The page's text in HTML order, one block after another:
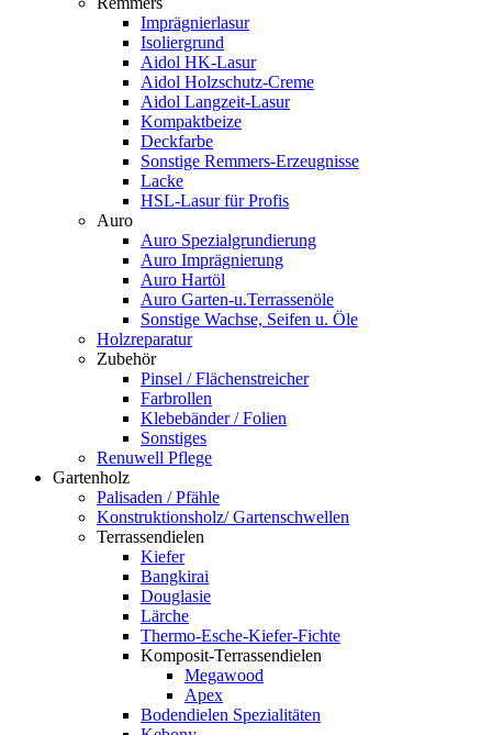
Imprägnierlasur
Isoliergrund
Aidol HK-Lasur
Aidol Holzschutz-Creme
Aidol Langzeit-Lasur
Kompaktbeize
Deckfarbe
Sonstige Remmers-Erzeugnisse
Lacke
HSL-Lasur für Profis
Auro
Auro Spezialgrundierung
Auro Imprägnierung
Auro Hartöl
Auro Garten-u.Terrassenöle
Sonstige Wachse, Seifen u. Öle
Holzreparatur
Zubehör
Pinsel / Flächenstreicher
Farbrollen
Klebebänder / Folien
Sonstiges
Renuwell Pflege
Gartenholz
Palisaden / Pfähle
Konstruktionsholz/ Gartenschwellen
Terrassendielen
Kiefer
Bangkirai
Douglasie
Lärche
Thermo-Esche-Kiefer-Fichte
Komposit-Terrassendielen
Megawood
Apex
Bodendielen Spezialitäten